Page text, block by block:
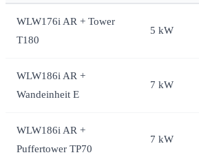
WLW176i AR + Tower
T180
5 kW
WLW186i AR +
Wandeinheit E
7 kW
WLW186i AR +
Puffertower TP70
7 kW